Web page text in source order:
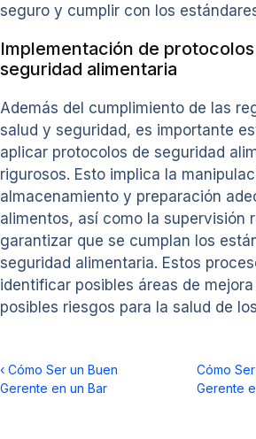
seguro y cumplir con los
Implementación de
seguridad alimentaria
Además del cumplimiento de las
salud y seguridad, es importante
aplicar protocolos de seguridad
rigurosos. Esto implica la
almacenamiento y preparación
alimentos, así como la supervisión
garantizar que se cumplan los
seguridad alimentaria. Estos
identificar posibles áreas de
posibles riesgos para la salud de
‹ Cómo Ser un Buen
Gerente en un Bar
Cómo
Gerente